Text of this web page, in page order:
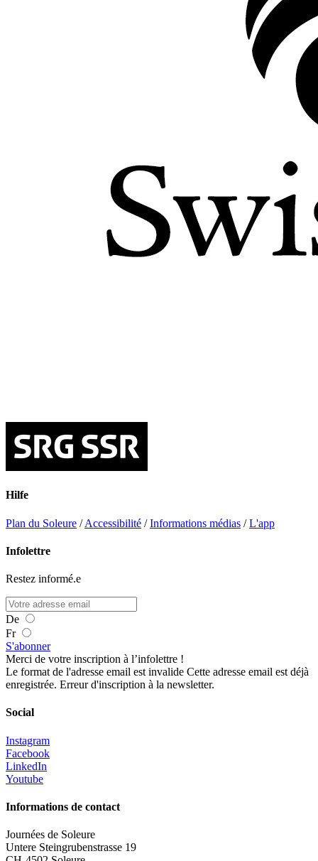
Hilfe
Plan du Soleure /Accessibilité /Informations médias /L'app
Infolettre
Restez informé.e
De
Fr
S'abonner
Merci de votre inscription à l’infolettre !
Le format de l'adresse email est invalide Cette adresse email est déjà
enregistrée. Erreur d'inscription à la newsletter.
Social
Instagram
Facebook
LinkedIn
Youtube
Informations de contact
Journées de Soleure
Untere Steingrubenstrasse 19